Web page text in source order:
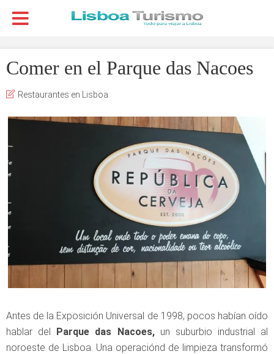
Comer en el Parque das Nacoes
Restaurantes en Lisboa
Antes de la Exposición Universal de 1998, pocos habían oído
hablar del Parque das Nacoes,un suburbio industrial al
noroeste de Lisboa. Una operaciónd de limpieza transformó